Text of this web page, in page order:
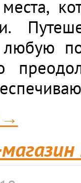
→